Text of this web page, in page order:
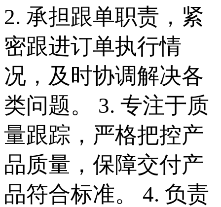
2. 承担跟单职责，紧
密跟进订单执行情
况，及时协调解决各
类问题。 3. 专注于质
量跟踪，严格把控产
品质量，保障交付产
品符合标准。 4. 负责